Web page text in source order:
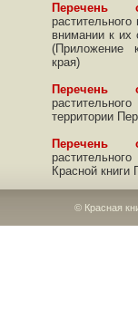
Перечень
внимании к их
(Приложение
края)
Перечень
территории
Перечень
Красной книги
© Красная